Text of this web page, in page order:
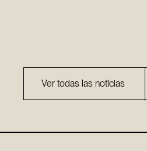
Ver todas las noticias